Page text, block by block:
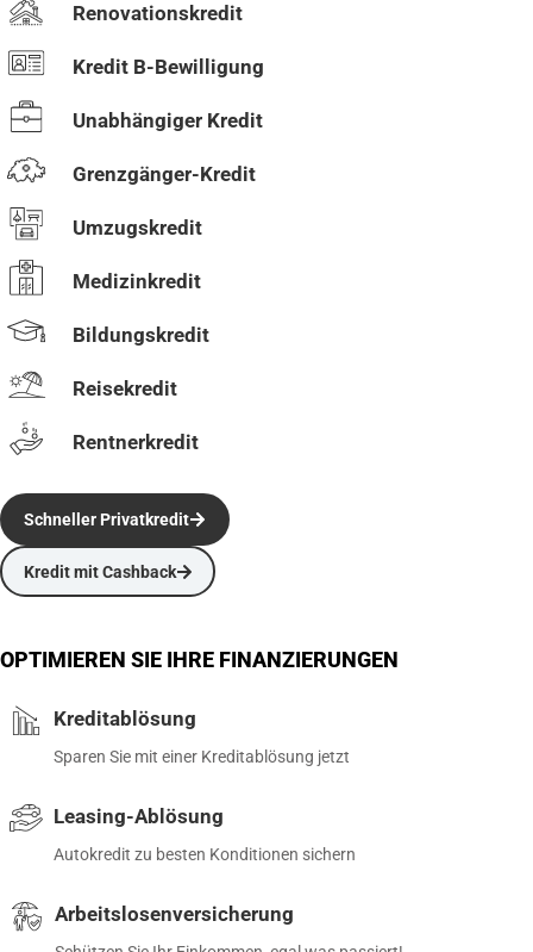
Renovationskredit
Kredit B-Bewilligung
Unabhängiger Kredit
Grenzgänger-Kredit
Umzugskredit
Medizinkredit
Bildungskredit
Reisekredit
Rentnerkredit
Kredit mit Cashback
Schneller Privatkredit
OPTIMIEREN SIE IHRE FINANZIERUNGEN
Kreditablösung
Sparen Sie mit einer Kreditablösung jetzt
Leasing-Ablösung
Autokredit zu besten Konditionen sichern
Arbeitslosenversicherung